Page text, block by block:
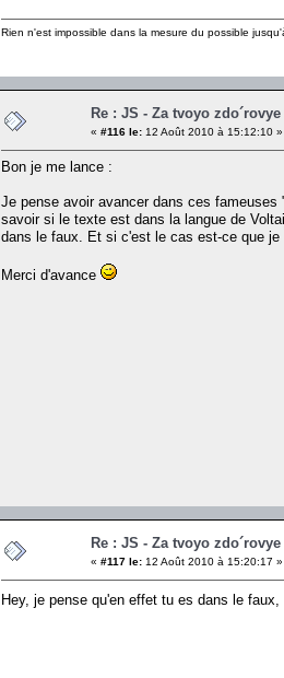
Rien n'est impossible dans la mesure du possible
Re : JS - Za tvoyo zdo´rovye
« #116 le: 12 Août 2010 à 15:12:10 »
Bon je me lance :
Je pense avoir avancer dans ces
savoir si le texte est dans la langue de
dans le faux. Et si c'est le cas est-ce que je
Merci d'avance
Re : JS - Za tvoyo zdo´rovye
« #117 le: 12 Août 2010 à 15:20:17 »
Hey, je pense qu'en effet tu es dans le